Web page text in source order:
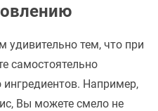
удивительно тем, что при
самостоятельно
ингредиентов. Например,
Вы можете смело не